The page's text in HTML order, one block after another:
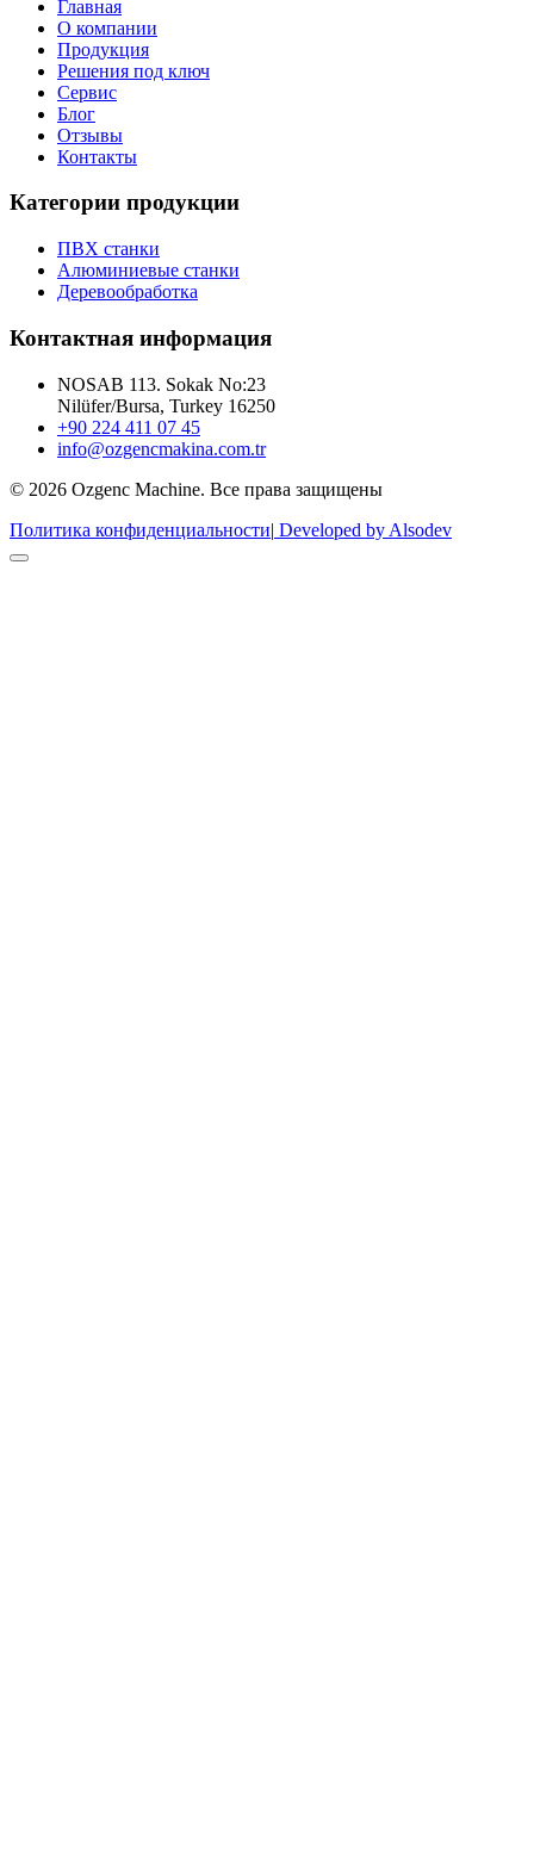
Главная
О компании
Продукция
Решения под ключ
Сервис
Блог
Отзывы
Контакты
Категории продукции
ПВХ станки
Алюминиевые станки
Деревообработка
Контактная информация
NOSAB 113. Sokak No:23
Nilüfer/Bursa, Turkey 16250
+90 224 411 07 45
info@ozgencmakina.com.tr
© 2026 Ozgenc Machine. Все права защищены
Политика конфиденциальности| Developed by Alsodev